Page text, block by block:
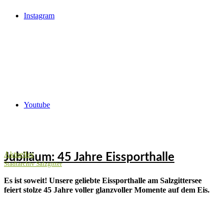
Instagram
Youtube
Jubiläum: 45 Jahre Eissporthalle
Aktuelles
Stadtarchiv Salzgitter
Es ist soweit! Unsere geliebte Eissporthalle am Salzgittersee
feiert stolze 45 Jahre voller glanzvoller Momente auf dem Eis.